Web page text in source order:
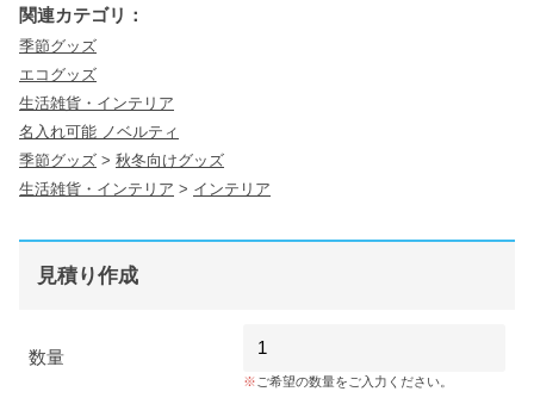
関連カテゴリ：
季節グッズ
エコグッズ
生活雑貨・インテリア
名入れ可能 ノベルティ
季節グッズ > 秋冬向けグッズ
生活雑貨・インテリア > インテリア
見積り作成
数量
ご希望の数量をご入力ください。